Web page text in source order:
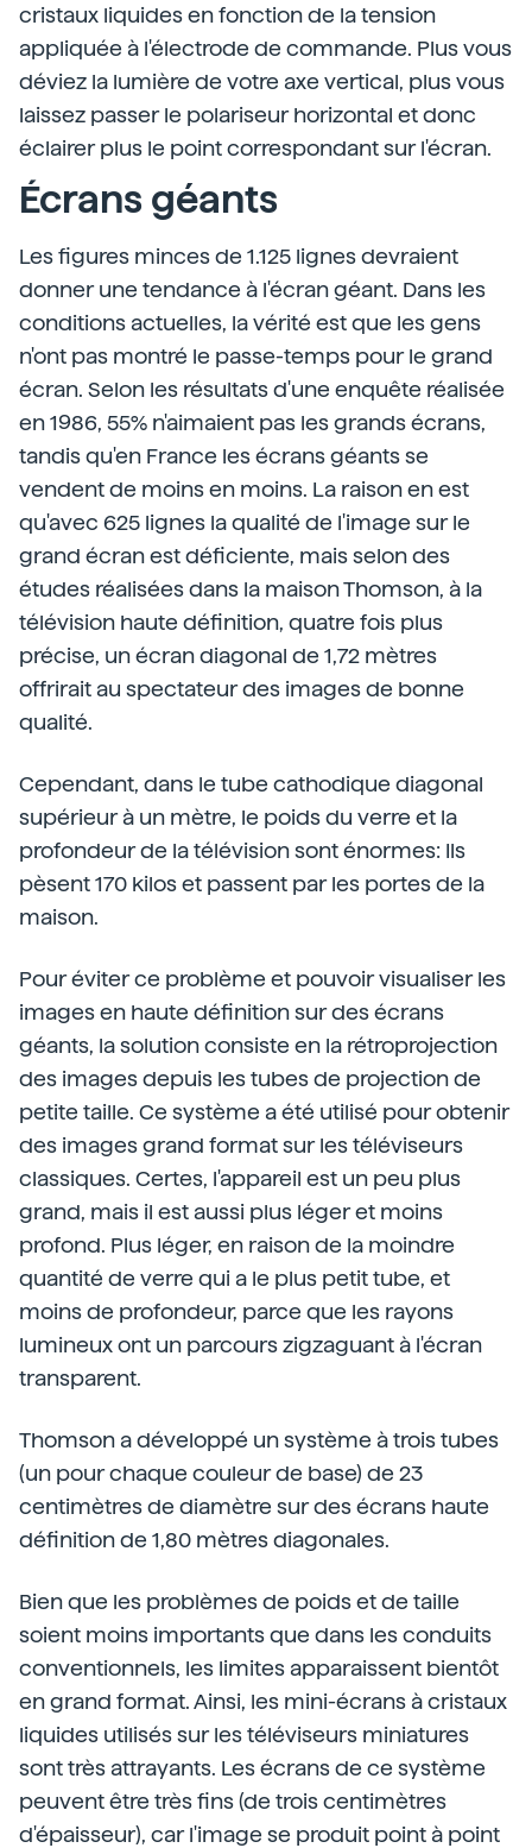
cristaux liquides en fonction de la tension
appliquée à l'électrode de commande. Plus vous
déviez la lumière de votre axe vertical, plus vous
laissez passer le polariseur horizontal et donc
éclairer plus le point correspondant sur l'écran.
Écrans géants
Les figures minces de 1.125 lignes devraient
donner une tendance à l'écran géant. Dans les
conditions actuelles, la vérité est que les gens
n'ont pas montré le passe-temps pour le grand
écran. Selon les résultats d'une enquête réalisée
en 1986, 55% n'aimaient pas les grands écrans,
tandis qu'en France les écrans géants se
vendent de moins en moins. La raison en est
qu'avec 625 lignes la qualité de l'image sur le
grand écran est déficiente, mais selon des
études réalisées dans la maison Thomson, à la
télévision haute définition, quatre fois plus
précise, un écran diagonal de 1,72 mètres
offrirait au spectateur des images de bonne
qualité.
Cependant, dans le tube cathodique diagonal
supérieur à un mètre, le poids du verre et la
profondeur de la télévision sont énormes: Ils
pèsent 170 kilos et passent par les portes de la
maison.
Pour éviter ce problème et pouvoir visualiser les
images en haute définition sur des écrans
géants, la solution consiste en la rétroprojection
des images depuis les tubes de projection de
petite taille. Ce système a été utilisé pour obtenir
des images grand format sur les téléviseurs
classiques. Certes, l'appareil est un peu plus
grand, mais il est aussi plus léger et moins
profond. Plus léger, en raison de la moindre
quantité de verre qui a le plus petit tube, et
moins de profondeur, parce que les rayons
lumineux ont un parcours zigzaguant à l'écran
transparent.
Thomson a développé un système à trois tubes
(un pour chaque couleur de base) de 23
centimètres de diamètre sur des écrans haute
définition de 1,80 mètres diagonales.
Bien que les problèmes de poids et de taille
soient moins importants que dans les conduits
conventionnels, les limites apparaissent bientôt
en grand format. Ainsi, les mini-écrans à cristaux
liquides utilisés sur les téléviseurs miniatures
sont très attrayants. Les écrans de ce système
peuvent être très fins (de trois centimètres
d'épaisseur), car l'image se produit point à point